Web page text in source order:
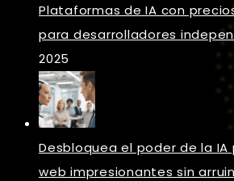
Plataformas de IA con precios
para desarrolladores
2025
Desbloquea el poder de la
web impresionantes sin